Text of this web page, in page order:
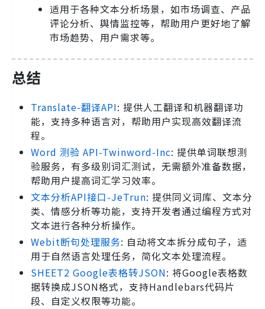
适用于各种文本分析场景，如市场调查、产品
评论分析、舆情监控等，帮助用户更好地了解
市场趋势、用户需求等。
总结
Translate-翻译API: 提供人工翻译和机器翻译功
能，支持多种语言对，帮助用户实现高效翻译流
程。
Word 测验 API-Twinword-Inc: 提供单词联想测
验服务，有多级别词汇测试，无需额外准备数据，
帮助用户提高词汇学习效率。
文本分析API接口-JeTrun: 提供同义词库、文本分
类、情感分析等功能，支持开发者通过编程方式对
文本进行各种分析操作。
Webit断句处理服务: 自动将文本拆分成句子，适
用于自然语言处理任务，简化文本处理流程。
SHEET2 Google表格转JSON: 将Google表格数
据转换成JSON格式，支持Handlebars代码片
段、自定义权限等功能。